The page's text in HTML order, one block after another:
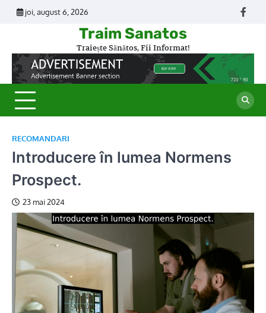
Skip
joi, august 6, 2026
Traim Sanatos
Traiește Sănătos, Fii Informat!
RECOMANDARI
Introducere în lumea Normens
Prospect.
23 mai 2024